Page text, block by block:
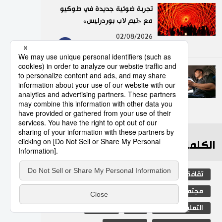
9
تجربة ضوئية جديدة في طوكيو
مع «تيم لاب بوردرليس»
02/08/2026
10
عدد قياسي لحوادث المرور
الناجمة عن استخدام الهواتف
الذكية في اليابان
10/07/2026
الكلمات الأكثر بحثا
ثقافة اليابان جيجي برس
مجتمع
التعليم الياباني